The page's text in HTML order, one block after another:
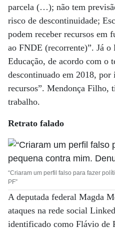
parcela (…); não tem
risco de descontinuidade;
podem receber recursos em
ao FNDE (recorrente)”. Já
Educação, de acordo com o
descontinuado em 2018,
recursos”. Mendonça
trabalho.
Retrato falado
“Criaram um perfil falso para fazer
PF”
A deputada federal Magda
ataques na rede social
identificado como Flávio de